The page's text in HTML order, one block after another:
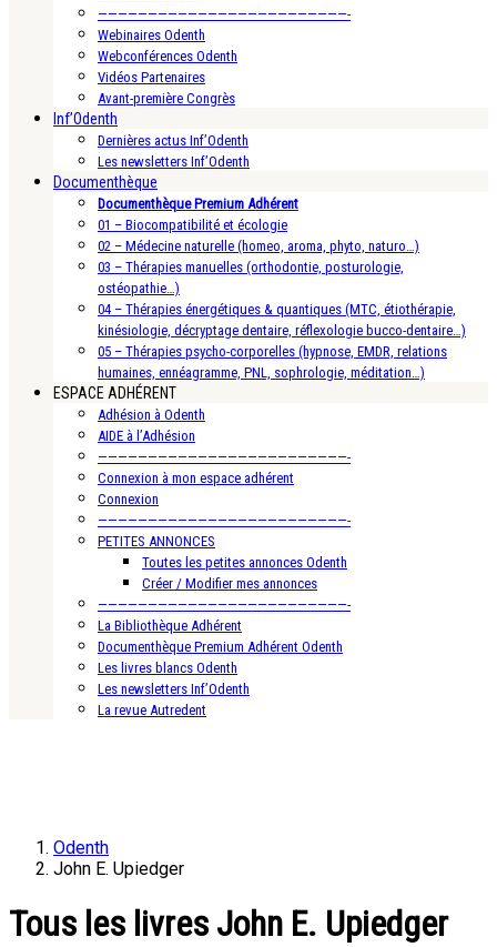
—————————————————————————-
Webinaires Odenth
Webconférences Odenth
Vidéos Partenaires
Avant-première Congrès
Inf’Odenth
Dernières actus Inf’Odenth
Les newsletters Inf’Odenth
Documenthèque
Documenthèque Premium Adhérent
01 – Biocompatibilité et écologie
02 – Médecine naturelle (homeo, aroma, phyto, naturo…)
03 – Thérapies manuelles (orthodontie, posturologie,
ostéopathie…)
04 – Thérapies énergétiques & quantiques (MTC, étiothérapie,
kinésiologie, décryptage dentaire, réflexologie bucco-dentaire…)
05 – Thérapies psycho-corporelles (hypnose, EMDR, relations
humaines, ennéagramme, PNL, sophrologie, méditation…)
ESPACE ADHÉRENT
Adhésion à Odenth
AIDE à l’Adhésion
—————————————————————————-
Connexion à mon espace adhérent
Connexion
—————————————————————————-
PETITES ANNONCES
Toutes les petites annonces Odenth
Créer / Modifier mes annonces
—————————————————————————-
La Bibliothèque Adhérent
Documenthèque Premium Adhérent Odenth
Les livres blancs Odenth
Les newsletters Inf’Odenth
La revue Autredent
Odenth
John E. Upiedger
Tous les livres John E. Upiedger